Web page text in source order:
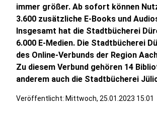
immer größer. Ab sofort können
3.600 zusätzliche E-Books und
Insgesamt hat die Stadtbücherei
6.000 E-Medien. Die Stadtbücherei
des Online-Verbunds der Region
Zu diesem Verbund gehören 14
anderem auch die Stadtbücherei
Veröffentlicht: Mittwoch, 25.01.2023 15:01